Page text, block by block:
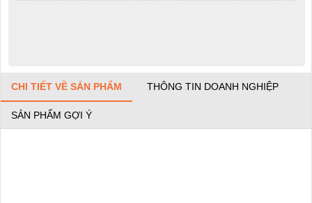
CHI TIẾT VỀ SẢN PHẨM THÔNG TIN DOANH NGHIỆP
SẢN PHẨM GỢI Ý